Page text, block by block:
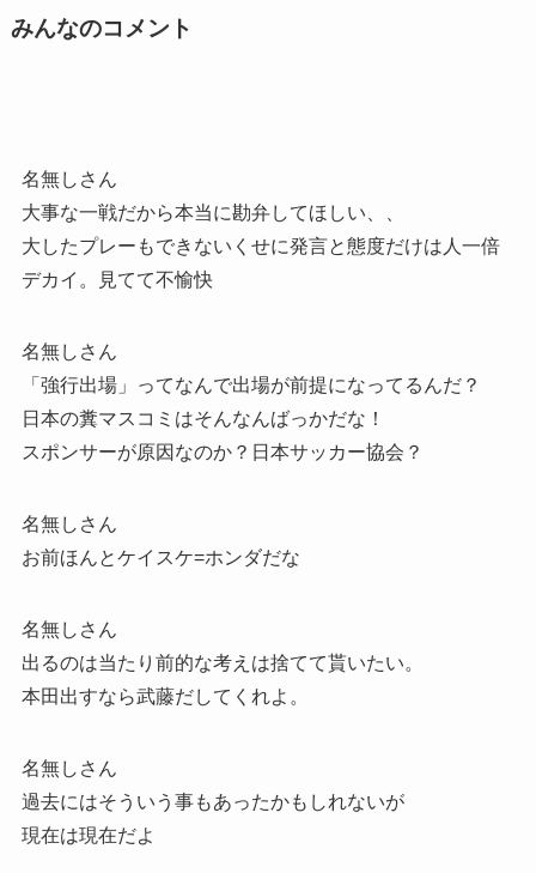
みんなのコメント
名無しさん
大事な一戦だから本当に勘弁してほしい、、
大したプレーもできないくせに発言と態度だけは人一倍
デカイ。見てて不愉快
名無しさん
「強行出場」ってなんで出場が前提になってるんだ？
日本の糞マスコミはそんなんばっかだな！
スポンサーが原因なのか？日本サッカー協会？
名無しさん
お前ほんとケイスケ=ホンダだな
名無しさん
出るのは当たり前的な考えは捨てて貰いたい。
本田出すなら武藤だしてくれよ。
名無しさん
過去にはそういう事もあったかもしれないが
現在は現在だよ